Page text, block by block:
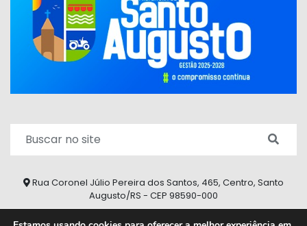
Rua Coronel Júlio Pereira dos Santos, 465, Centro, Santo
Augusto/RS - CEP 98590-000